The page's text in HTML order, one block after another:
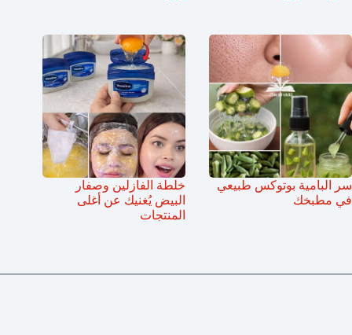
سر البامية بوتوكس طبيعي
في مطبخك
خلطة الفازلين وصفار
البيض يُغنيك عن أغلى
المنتجات